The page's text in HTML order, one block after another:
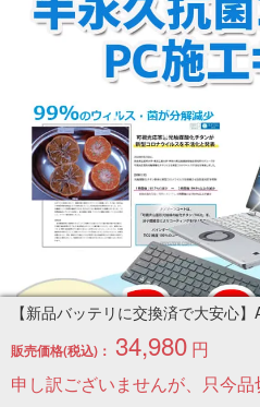
【新品バッテリに交換済で大安心
販売価格(税込)： 34,980 円
申し訳ございませんが、只今品